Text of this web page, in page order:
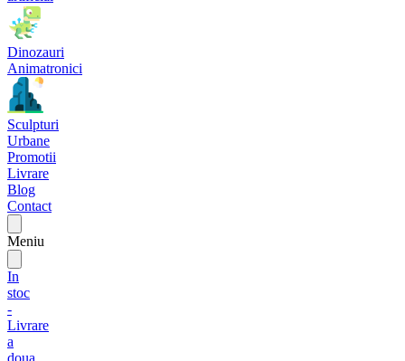
Dinozauri
Animatronici
Sculpturi
Urbane
Promotii
Livrare
Blog
Contact
Meniu
In
stoc
-
Livrare
a
doua